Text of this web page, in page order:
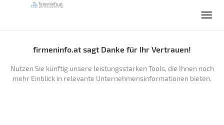
firmeninfo.at sagt Danke für Ihr Vertrauen!
Nutzen Sie künftig unsere leistungsstarken Tools, die Ihnen noch
mehr Einblick in relevante Unternehmensinformationen bieten.